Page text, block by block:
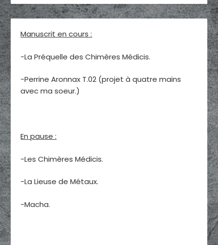
Manuscrit en cours :
-La Préquelle des Chimères Médicis.
-Perrine Aronnax T.02 (projet à quatre mains
avec ma soeur.)
En pause :
-Les Chimères Médicis.
-La Lieuse de Métaux.
-Macha.